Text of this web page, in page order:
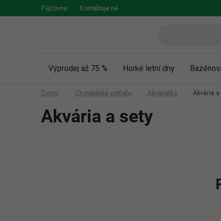
na
Půjčovna Kontaktuje nás
Výprodej až 75 % Horké letní dny
Domů Chovatelské potřeby Akvaristika Akvária a
Akvária a sety